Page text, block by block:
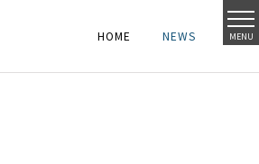
MENU
HOME
HOME NEWS
NEWS